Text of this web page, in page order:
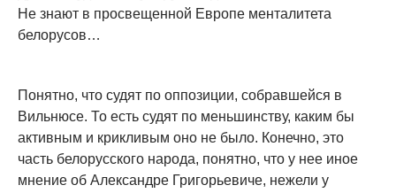
Не знают в просвещенной Европе менталитета
белорусов…
Понятно, что судят по оппозиции, собравшейся в
Вильнюсе. То есть судят по меньшинству, каким бы
активным и крикливым оно не было. Конечно, это
часть белорусского народа, понятно, что у нее иное
мнение об Александре Григорьевиче, нежели у